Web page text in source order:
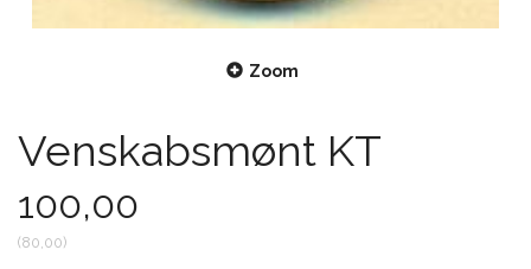
Zoom
Venskabsmønt KT
100,00
(80,00)